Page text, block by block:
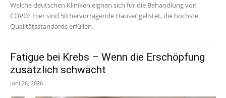
Welche deutschen Kliniken eignen sich für die Behandlung von
COPD? Hier sind 50 hervorragende Häuser gelistet, die höchste
Qualitätsstandards erfüllen.
Fatigue bei Krebs – Wenn die Erschöpfung
zusätzlich schwächt
Juni 26, 2026